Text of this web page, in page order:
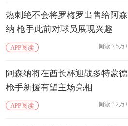
热刺绝不会将罗梅罗出售给阿森
纳 枪手此前对球员展现兴趣
APP阅读 阅读:7.5万+
阿森纳将在酋长杯迎战多特蒙德
枪手新援有望主场亮相
APP阅读 阅读:3.2万+